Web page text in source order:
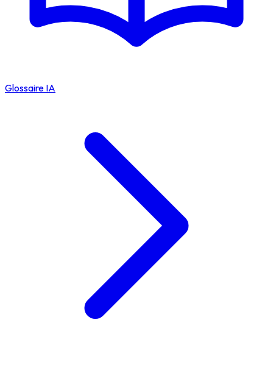
Glossaire IA